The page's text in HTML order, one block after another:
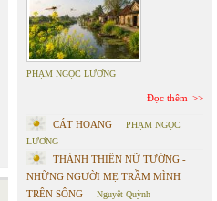
PHẠM NGỌC LƯƠNG
Đọc thêm
CÁT HOANG
PHẠM NGỌC
LƯƠNG
THÁNH THIÊN NỮ TƯỚNG -
NHỮNG NGƯỜI MẸ TRẦM MÌNH
TRÊN SÔNG
Nguyệt Quỳnh